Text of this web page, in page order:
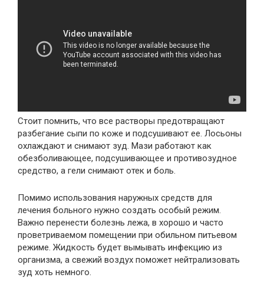
Стоит помнить, что все растворы предотвращают
разбегание сыпи по коже и подсушивают ее. Лосьоны
охлаждают и снимают зуд. Мази работают как
обезболивающее, подсушивающее и противозудное
средство, а гели снимают отек и боль.
Помимо использования наружных средств для
лечения больного нужно создать особый режим.
Важно перенести болезнь лежа, в хорошо и часто
проветриваемом помещении при обильном питьевом
режиме. Жидкость будет вымывать инфекцию из
организма, а свежий воздух поможет нейтрализовать
зуд хоть немного.